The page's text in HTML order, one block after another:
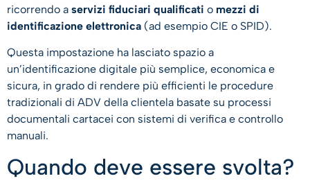
ricorrendo a servizi fiduciari qualificati o mezzi di
identificazione elettronica (ad esempio CIE o SPID).
Questa impostazione ha lasciato spazio a
un’identificazione digitale più semplice, economica e
sicura, in grado di rendere più efficienti le procedure
tradizionali di ADV della clientela basate su processi
documentali cartacei con sistemi di verifica e controllo
manuali.
Quando deve essere svolta?